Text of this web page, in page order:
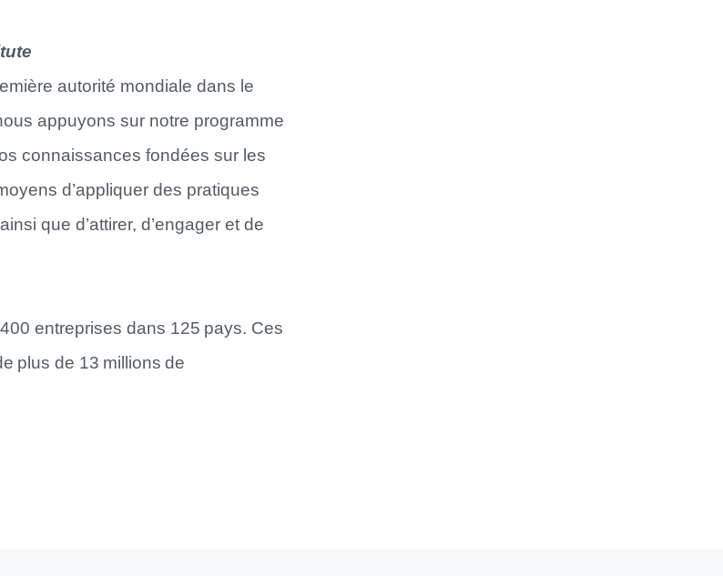
autorité mondiale dans le
appuyons sur notre programme
connaissances fondées sur les
d’appliquer des pratiques
que d’attirer, d’engager et de
entreprises dans 125 pays. Ces
plus de 13 millions de